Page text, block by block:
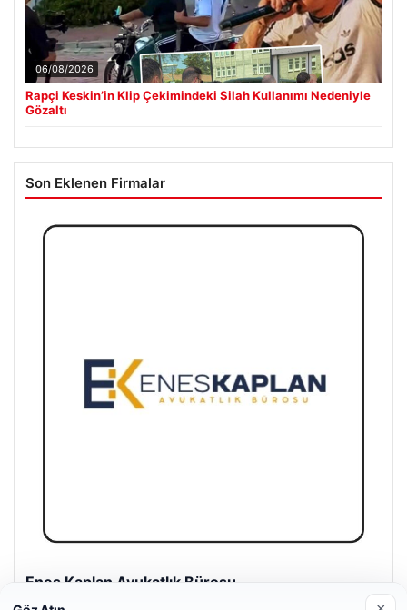
06/08/2026
Rapçi Keskin’in Klip Çekimindeki Silah Kullanımı Nedeniyle
Gözaltı
Son Eklenen Firmalar
Enes Kaplan Avukatlık Bürosu
28/04/2026